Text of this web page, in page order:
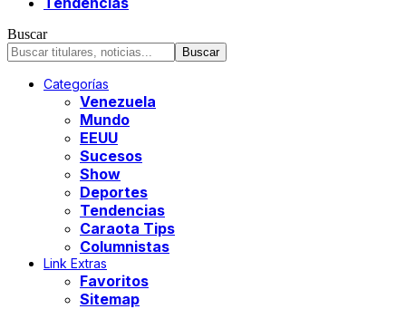
Buscar
Categorías
Venezuela
Mundo
EEUU
Sucesos
Show
Deportes
Tendencias
Caraota Tips
Columnistas
Link Extras
Favoritos
Sitemap